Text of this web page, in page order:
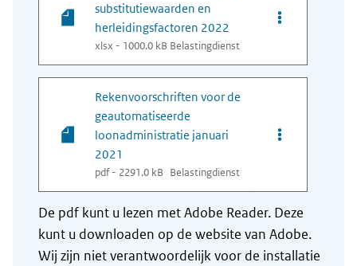
substitutiewaarden en
herleidingsfactoren 2022
xlsx - 1000.0 kB Belastingdienst
Opties van
Rekenvoorschriften voor de
geautomatiseerde
loonadministratie januari
2021
pdf - 2291.0 kB Belastingdienst
Opties van
De pdf kunt u lezen met Adobe Reader. Deze
kunt u downloaden op de website van Adobe.
Wij zijn niet verantwoordelijk voor de installatie